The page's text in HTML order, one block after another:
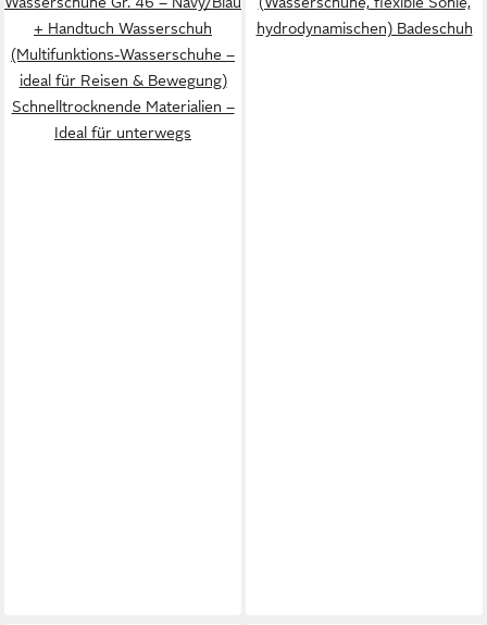
+ Handtuch Wasserschuh
(Multifunktions-Wasserschuhe –
ideal für Reisen & Bewegung)
Schnelltrocknende Materialien –
Ideal für unterwegs
hydrodynamischen) Badeschuh